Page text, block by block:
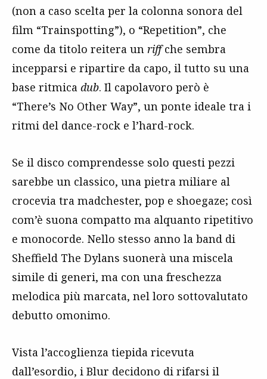
(non a caso scelta per la colonna sonora del
film “Trainspotting”), o “Repetition”, che
come da titolo reitera un riffche sembra
incepparsi e ripartire da capo, il tutto su una
base ritmica dub. Il capolavoro però è
“There’s No Other Way”, un ponte ideale tra i
ritmi del dance-rock e l’hard-rock.
Se il disco comprendesse solo questi pezzi
sarebbe un classico, una pietra miliare al
crocevia tra madchester, pop e shoegaze; così
com’è suona compatto ma alquanto ripetitivo
e monocorde. Nello stesso anno la band di
Sheffield The Dylans suonerà una miscela
simile di generi, ma con una freschezza
melodica più marcata, nel loro sottovalutato
debutto omonimo.
Vista l’accoglienza tiepida ricevuta
dall’esordio, i Blur decidono di rifarsi il